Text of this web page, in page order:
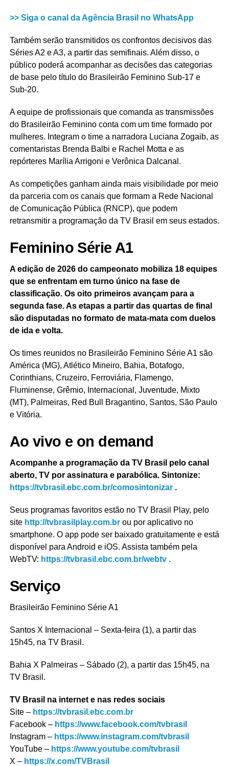
>> Siga o canal da Agência Brasil no WhatsApp
Também serão transmitidos os confrontos decisivos das
Séries A2 e A3, a partir das semifinais. Além disso, o
público poderá acompanhar as decisões das categorias
de base pelo título do Brasileirão Feminino Sub-17 e
Sub-20.
A equipe de profissionais que comanda as transmissões
do Brasileirão Feminino conta com um time formado por
mulheres. Integram o time a narradora Luciana Zogaib, as
comentaristas Brenda Balbi e Rachel Motta e as
repórteres Marília Arrigoni e Verônica Dalcanal.
As competições ganham ainda mais visibilidade por meio
da parceria com os canais que formam a Rede Nacional
de Comunicação Pública (RNCP), que podem
retransmitir a programação da TV Brasil em seus estados.
Feminino Série A1
A edição de 2026 do campeonato mobiliza 18 equipes
que se enfrentam em turno único na fase de
classificação. Os oito primeiros avançam para a
segunda fase. As etapas a partir das quartas de final
são disputadas no formato de mata-mata com duelos
de ida e volta.
Os times reunidos no Brasileirão Feminino Série A1 são
América (MG), Atlético Mineiro, Bahia, Botafogo,
Corinthians, Cruzeiro, Ferroviária, Flamengo,
Fluminense, Grêmio, Internacional, Juventude, Mixto
(MT), Palmeiras, Red Bull Bragantino, Santos, São Paulo
e Vitória.
Ao vivo e on demand
Acompanhe a programação da TV Brasil pelo canal
aberto, TV por assinatura e parabólica. Sintonize:
https://tvbrasil.ebc.com.br/comosintonizar.
Seus programas favoritos estão no TV Brasil Play, pelo
site http://tvbrasilplay.com.brou por aplicativo no
smartphone. O app pode ser baixado gratuitamente e está
disponível para Android e iOS. Assista também pela
WebTV: https://tvbrasil.ebc.com.br/webtv.
Serviço
Brasileirão Feminino Série A1
Santos X Internacional – Sexta-feira (1), a partir das
15h45, na TV Brasil.
Bahia X Palmeiras – Sábado (2), a partir das 15h45, na
TV Brasil.
TV Brasil na internet e nas redes sociais
Site – https://tvbrasil.ebc.com.br
Facebook – https://www.facebook.com/tvbrasil
Instagram – https://www.instagram.com/tvbrasil
YouTube – https://www.youtube.com/tvbrasil
X – https://x.com/TVBrasil